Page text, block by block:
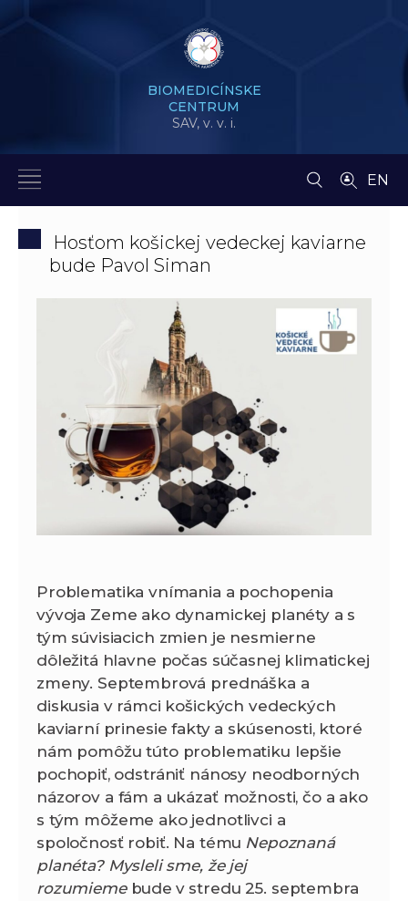
BIOMEDICÍNSKE
CENTRUM
SAV, v. v. i.
EN
Hosťom košickej vedeckej kaviarne
bude Pavol Siman
Problematika vnímania a pochopenia
vývoja Zeme ako dynamickej planéty a s
tým súvisiacich zmien je nesmierne
dôležitá hlavne počas súčasnej klimatickej
zmeny. Septembrová prednáška a
diskusia v rámci košických vedeckých
kaviarní prinesie fakty a skúsenosti, ktoré
nám pomôžu túto problematiku lepšie
pochopiť, odstrániť nánosy neodborných
názorov a fám a ukázať možnosti, čo a ako
s tým môžeme ako jednotlivci a
spoločnosť robiť. Na tému Nepoznaná
planéta? Mysleli sme, že jej
rozumiemebude v stredu 25. septembra